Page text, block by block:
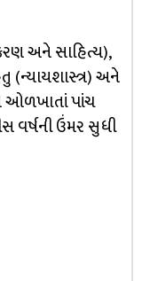
અને સાહિત્ય),
(ન્યાયશાસ્ત્ર) અને
ઓળખાતાં પાંચ
વર્ષની ઉંમર સુધી